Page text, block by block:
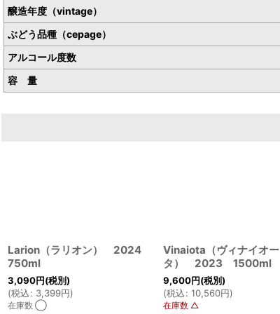
醸造年度（vintage）
ぶどう品種（cepage）
アルコール度数
容 量
Larion（ラリオン） 2024
750ml
3,090円(税別)
(税込: 3,399円)
在庫数 ◯
Vinaiota（ヴィナイオー
タ） 2023 1500ml
9,600円(税別)
(税込: 10,560円)
在庫数 △